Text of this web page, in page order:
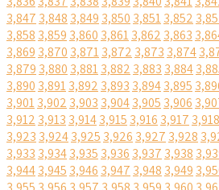
3,847 3,848 3,849 3,850 3,8513,852
3,858 3,859 3,860 3,8613,862 3,863
3,869 3,870 3,8713,872 3,873 3,874
3,879 3,880 3,8813,882 3,883 3,884
3,890 3,8913,892 3,893 3,8943,895
3,9013,902 3,903 3,9043,905 3,906
3,912 3,913 3,9143,915 3,916 3,917 3,918
3,923 3,9243,925 3,926 3,927 3,928
3,933 3,9343,935 3,936 3,937 3,938
3,9443,945 3,946 3,947 3,948 3,949